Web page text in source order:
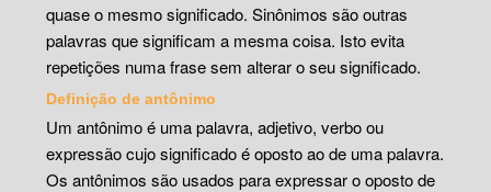
quase o mesmo significado. Sinônimos são outras
palavras que significam a mesma coisa. Isto evita
repetições numa frase sem alterar o seu significado.
Definição de antônimo
Um antônimo é uma palavra, adjetivo, verbo ou
expressão cujo significado é oposto ao de uma palavra.
Os antônimos são usados para expressar o oposto de